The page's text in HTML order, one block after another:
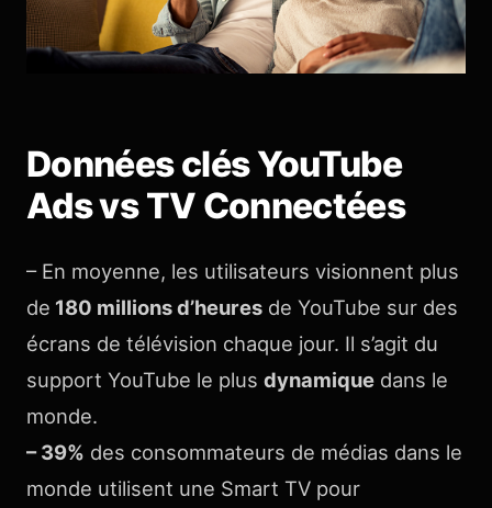
Données clés YouTube
Ads vs TV Connectées
– En moyenne, les utilisateurs visionnent plus
de 180 millions d’heures de YouTube sur des
écrans de télévision chaque jour. Il s’agit du
support YouTube le plus dynamique dans le
monde.
– 39% des consommateurs de médias dans le
monde utilisent une Smart TV pour